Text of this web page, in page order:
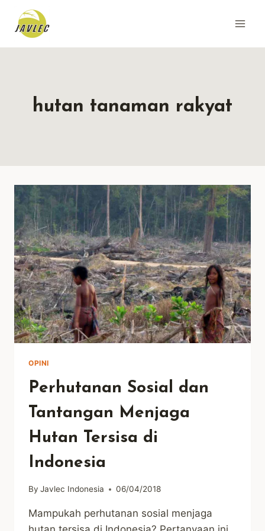
content
hutan tanaman rakyat
OPINI
Perhutanan Sosial dan
Tantangan Menjaga
Hutan Tersisa di
Indonesia
By Javlec Indonesia 06/04/2018
Mampukah perhutanan sosial menjaga